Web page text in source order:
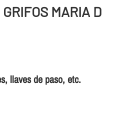
MARIA D
llaves de paso, etc.